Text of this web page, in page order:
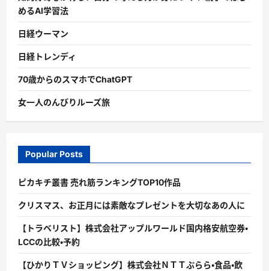
めるAI学習法
日経ウーマン
日経トレンディ
70歳からのスマホでChatGPT
女一人のんびりルーズ旅
Popular Posts
ピカキチ叢書 売れ筋ランキングTOP10作品
クリスマス、お正月には素敵なプレゼントを大切なあの人に
【トラベリスト】株式会社アップルワールド国内格安航空券・
LCCの比較・予約
【ひかりＴＶショッピング】株式会社ＮＴＴぷらら・食品・飲